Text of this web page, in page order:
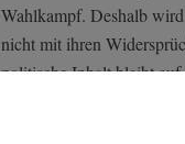
Wahlkampf. Deshalb
nicht mit ihren
politische Inhalt bleibt
Äußerlichkeiten wie
für mehr Störenfriede